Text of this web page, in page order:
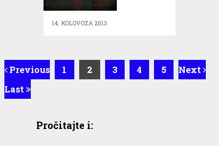
obožava
14. KOLOVOZA 2013.
Previous 1 2 3 4 5
Next
Last
Pročitajte i: